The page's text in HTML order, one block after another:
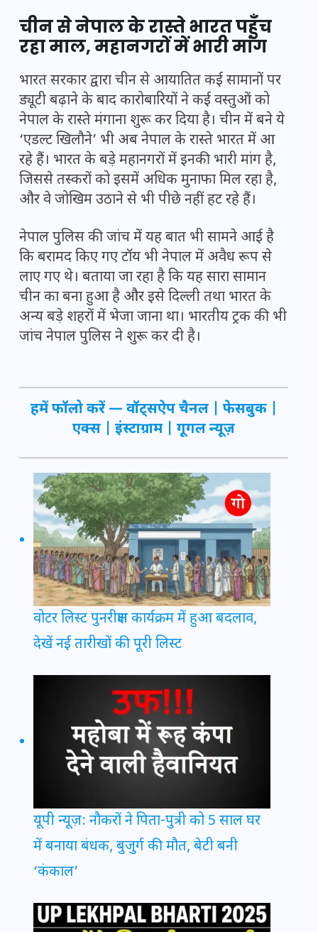
चीन से नेपाल के रास्ते भारत पहुँच
रहा माल, महानगरों में भारी मांग
भारत सरकार द्वारा चीन से आयातित कई सामानों पर
ड्यूटी बढ़ाने के बाद कारोबारियों ने कई वस्तुओं को
नेपाल के रास्ते मंगाना शुरू कर दिया है। चीन में बने ये
‘एडल्ट खिलौने’ भी अब नेपाल के रास्ते भारत में आ
रहे हैं। भारत के बड़े महानगरों में इनकी भारी मांग है,
जिससे तस्करों को इसमें अधिक मुनाफा मिल रहा है,
और वे जोखिम उठाने से भी पीछे नहीं हट रहे हैं।
नेपाल पुलिस की जांच में यह बात भी सामने आई है
कि बरामद किए गए टॉय भी नेपाल में अवैध रूप से
लाए गए थे। बताया जा रहा है कि यह सारा सामान
चीन का बना हुआ है और इसे दिल्ली तथा भारत के
अन्य बड़े शहरों में भेजा जाना था। भारतीय ट्रक की भी
जांच नेपाल पुलिस ने शुरू कर दी है।
हमें फॉलो करें — वॉट्सऐप चैनल फेसबुक
एक्स
इंस्टाग्राम गूगल न्यूज़
वोटर लिस्ट पुनरीक्षण कार्यक्रम में हुआ बदलाव,
देखें नई तारीखों की पूरी लिस्ट
यूपी न्यूज़: नौकरों ने पिता-पुत्री को 5 साल घर
में बनाया बंधक, बुजुर्ग की मौत, बेटी बनी
‘कंकाल’